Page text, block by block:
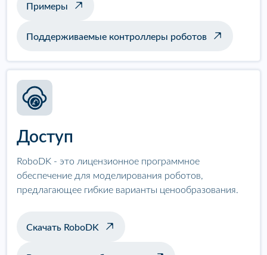
Примеры
Поддерживаемые контроллеры роботов
Доступ
RoboDK - это лицензионное программное
обеспечение для моделирования роботов,
предлагающее гибкие варианты ценообразования.
Скачать RoboDK